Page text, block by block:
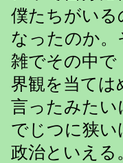
僕たちがい
なったのか
雑でその中で
界観を当て
言ったみたい
でじつに狭
政治といえる